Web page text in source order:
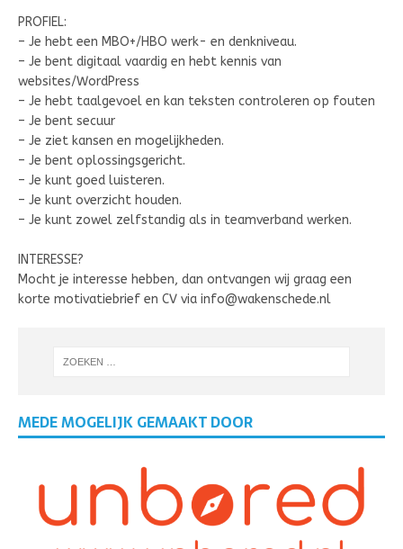
PROFIEL:
– Je hebt een MBO+/HBO werk- en denkniveau.
– Je bent digitaal vaardig en hebt kennis van
websites/WordPress
– Je hebt taalgevoel en kan teksten controleren op fouten
– Je bent secuur
– Je ziet kansen en mogelijkheden.
– Je bent oplossingsgericht.
– Je kunt goed luisteren.
– Je kunt overzicht houden.
– Je kunt zowel zelfstandig als in teamverband werken.
INTERESSE?
Mocht je interesse hebben, dan ontvangen wij graag een
korte motivatiebrief en CV via info@wakenschede.nl
MEDE MOGELIJK GEMAAKT DOOR